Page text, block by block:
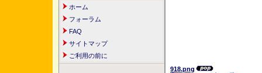
ホーム
フォーラム
FAQ
サイトマップ
ご利用の前に
918.png